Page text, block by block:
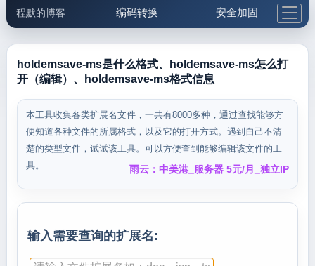
程默的博客 编码转换 安全加固
邮件工具 生活便民 更多工具
5.1支付宝大红包
holdemsave-ms是什么格式、holdemsave-ms怎么打
开（编辑）、holdemsave-ms格式信息
本工具收集各类扩展名文件，一共有8000多种，通过查找能够方
便知道各种文件的所属格式，以及它的打开方式。遇到自己不清
楚的类型文件，试试该工具。可以方便查到能够编辑该文件的工
具。
雨云：中美港_服务器 5元/月_独立IP
输入需要查询的扩展名: